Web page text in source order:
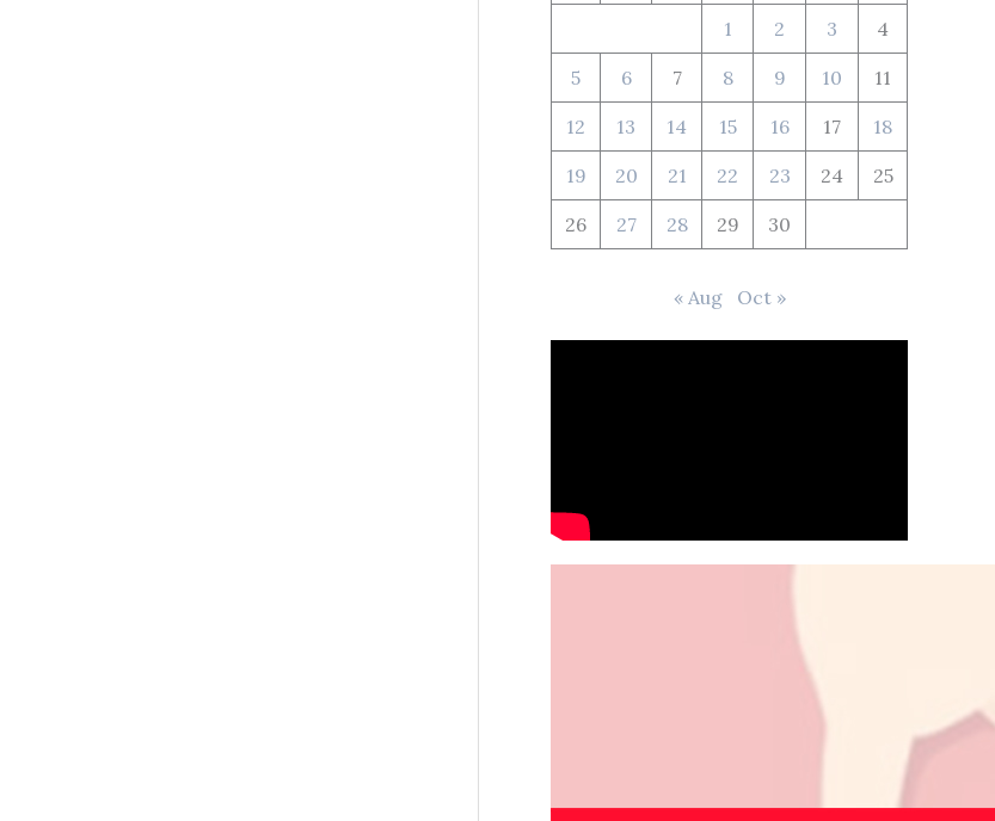
1 2 3 4
5 6 7 8 9 10 11
12 13 14 15 16 17 18
19 20 21 22 23 24 25
26 27 28 29 30
« Aug Oct »